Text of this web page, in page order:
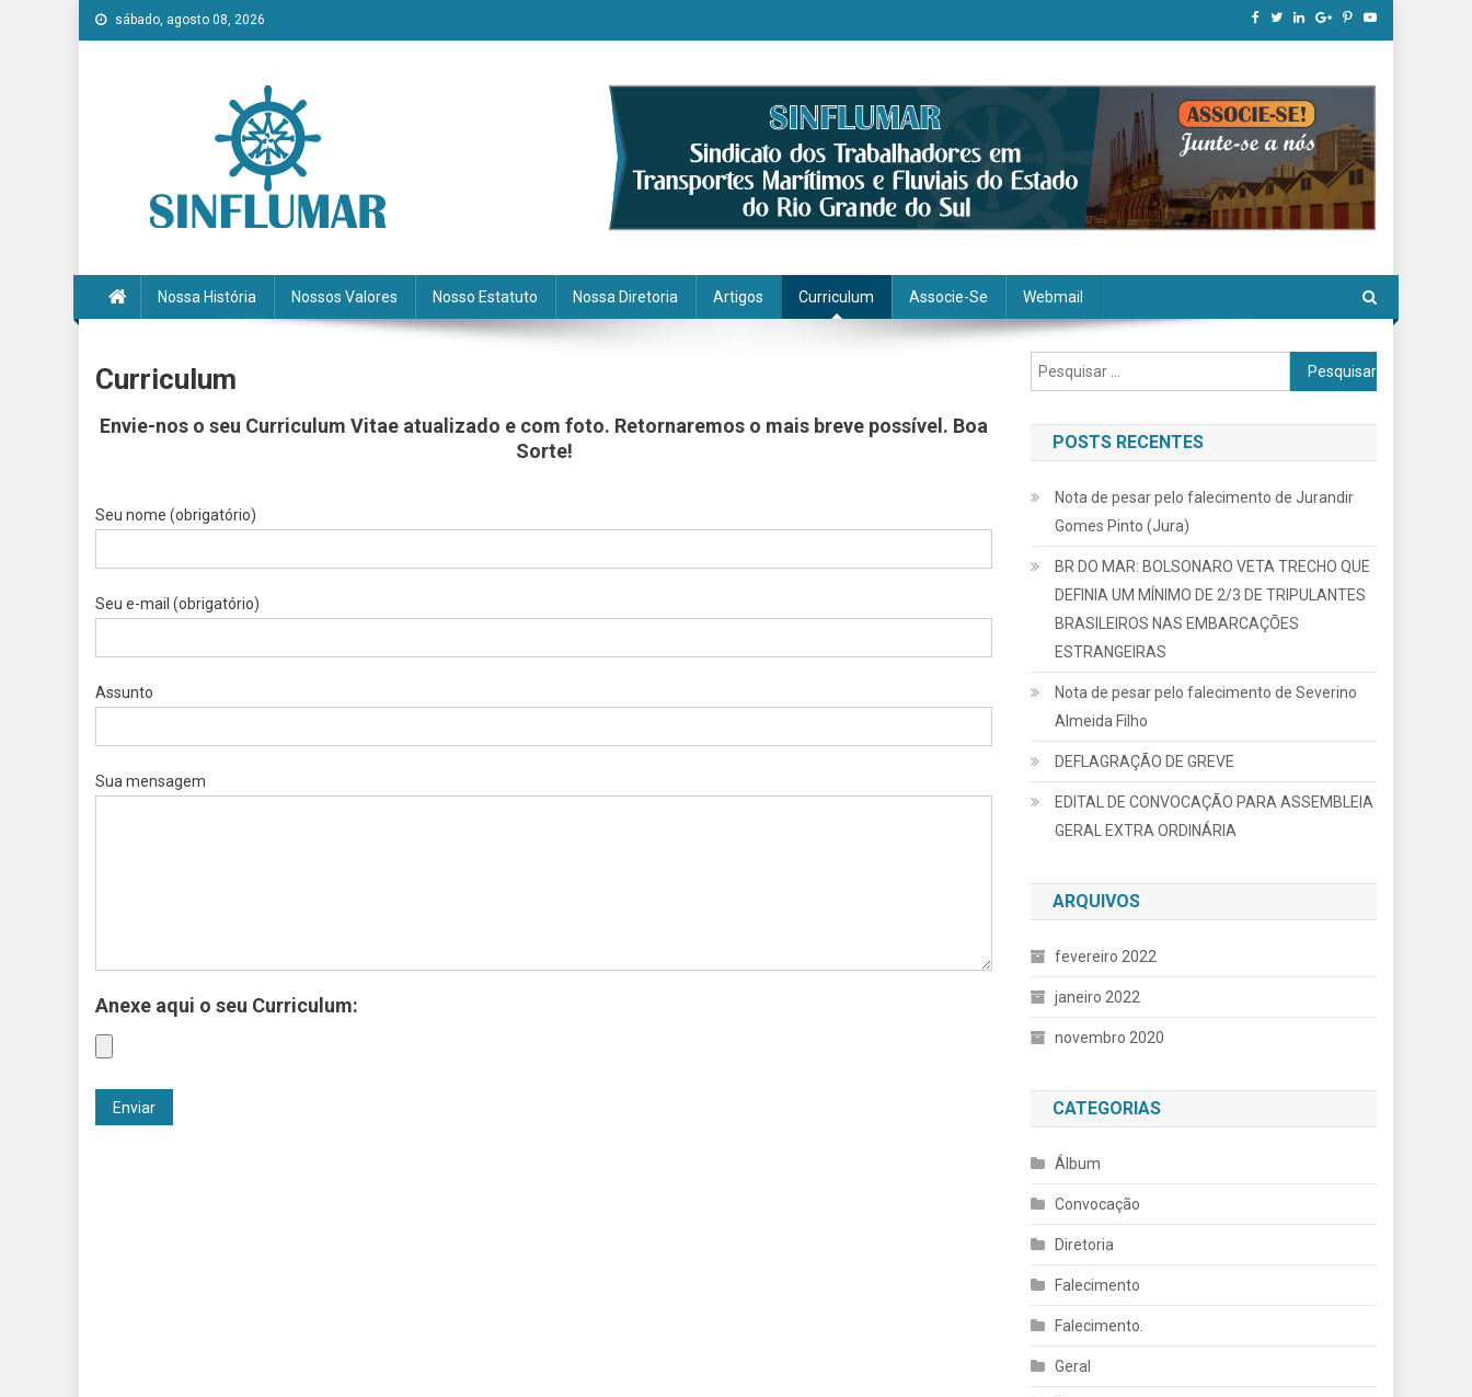
Skip to content
sábado, agosto 08, 2026
Nossa História Nossos Valores Nosso Estatuto Nossa Diretoria Artigos Curriculum Associe-Se Webmail
Curriculum
Envie-nos o seu Curriculum Vitae atualizado e com foto. Retornaremos o mais breve possível. Boa
Sorte!
Seu nome (obrigatório)
Seu e-mail (obrigatório)
Assunto
Sua mensagem
Anexe aqui o seu Curriculum:
Pesquisar por:
POSTS RECENTES
Nota de pesar pelo falecimento de Jurandir
Gomes Pinto (Jura)
BR DO MAR: BOLSONARO VETA TRECHO QUE
DEFINIA UM MÍNIMO DE 2/3 DE TRIPULANTES
BRASILEIROS NAS EMBARCAÇÕES
ESTRANGEIRAS
Nota de pesar pelo falecimento de Severino
Almeida Filho
DEFLAGRAÇÃO DE GREVE
EDITAL DE CONVOCAÇÃO PARA ASSEMBLEIA
GERAL EXTRA ORDINÁRIA
ARQUIVOS
fevereiro 2022
janeiro 2022
novembro 2020
CATEGORIAS
Álbum
Convocação
Diretoria
Falecimento
Falecimento.
Geral